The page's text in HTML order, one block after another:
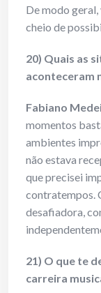
De modo
cheio de
20) Quais as
aconteceram
Fabiano
momentos
ambientes
não estava
que precisei
contratempos.
desafiadora,
21) O que te
carreira